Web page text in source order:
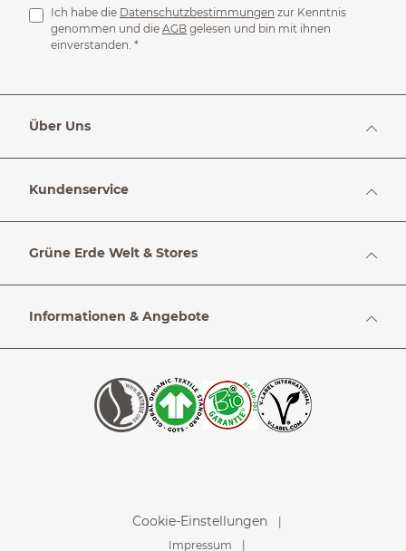
Ich habe die Datenschutzbestimmungen zur Kenntnis
genommen und die AGB gelesen und bin mit ihnen
einverstanden. *
Über Uns
Kundenservice
Grüne Erde Welt & Stores
Informationen & Angebote
Cookie-Einstellungen
Impressum